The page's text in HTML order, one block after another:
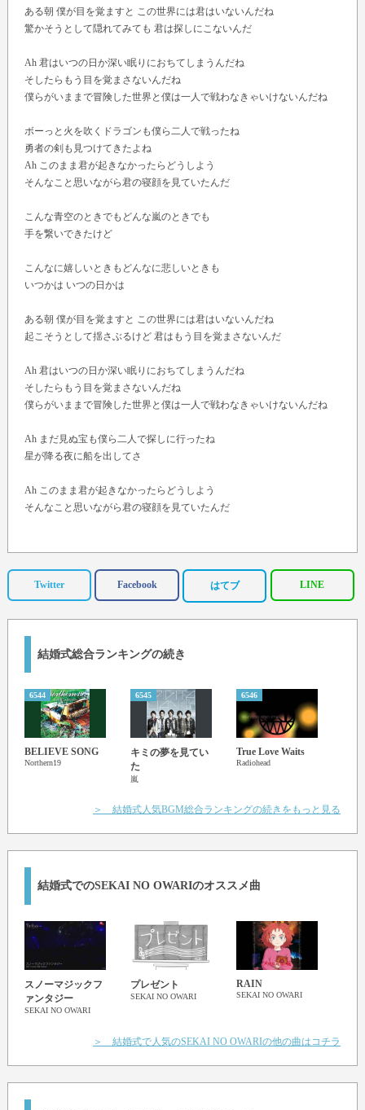
ある朝 僕が目を覚ますと この世界には君はいないんだね
驚かそうとして隠れてみても 君は探しにこないんだ
Ah 君はいつの日か深い眠りにおちてしまうんだね
そしたらもう目を覚まさないんだね
僕らがいままで冒険した世界と僕は一人で戦わなきゃいけないんだね
ボーっと火を吹くドラゴンも僕ら二人で戦ったね
勇者の剣も見つけてきたよね
Ah このまま君が起きなかったらどうしよう
そんなこと思いながら君の寝顔を見ていたんだ
こんな青空のときでもどんな嵐のときでも
手を繋いできたけど
こんなに嬉しいときもどんなに悲しいときも
いつかは いつの日かは
ある朝 僕が目を覚ますと この世界には君はいないんだね
起こそうとして揺さぶるけど 君はもう目を覚まさないんだ
Ah 君はいつの日か深い眠りにおちてしまうんだね
そしたらもう目を覚まさないんだね
僕らがいままで冒険した世界と僕は一人で戦わなきゃいけないんだね
Ah まだ見ぬ宝も僕ら二人で探しに行ったね
星が降る夜に船を出してさ
Ah このまま君が起きなかったらどうしよう
そんなこと思いながら君の寝顔を見ていたんだ
僕らがいままで冒険した世界と僕は一人で戦わなきゃいけないんだね
そんなこと思いながら君の寝顔を見ていたんだ
Twitter Facebook はてブ LINE
結婚式総合ランキングの続き
6544
BELIEVE SONG
Northern19
6545
キミの夢を見てい
た
嵐
6546
True Love Waits
Radiohead
＞ 結婚式人気BGM総合ランキングの続きをもっと見る
結婚式でのSEKAI NO OWARIのオススメ曲
スノーマジックフ
ァンタジー
SEKAI NO OWARI
プレゼント
SEKAI NO OWARI
RAIN
SEKAI NO OWARI
＞ 結婚式で人気のSEKAI NO OWARIの他の曲はコチラ